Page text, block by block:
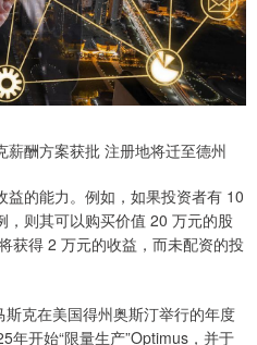
酬方案获批 注册地将迁至德州
的能力。例如，如果投资者有 10
则其可以购买价值 20 万元的股
获得 2 万元的收益，而未配资的投
克在美国得州奥斯汀举行的年度
年开始“限量生产”Optimus，并于